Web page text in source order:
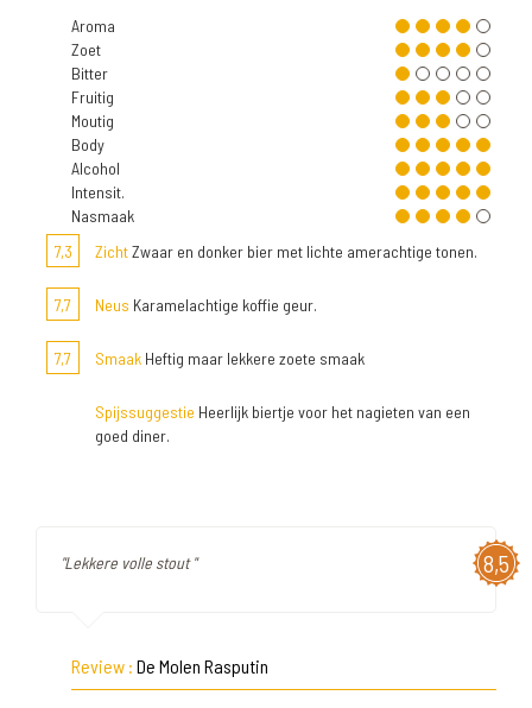
Aroma
Zoet
Bitter
Fruitig
Moutig
Body
Alcohol
Intensit.
Nasmaak
7,3
ZichtZwaar en donker bier met lichte amerachtige tonen.
7,7 Neus Karamelachtige koffie geur.
7,7 Smaak Heftig maar lekkere zoete smaak
Spijssuggestie Heerlijk biertje voor het nagieten van een
goed diner.
8,5
"Lekkere volle stout "
Review : De Molen Rasputin